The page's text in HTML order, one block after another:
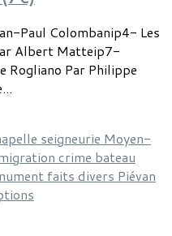
Paul Colombanip4- Les
Albert Matteip7-
Rogliano Par Philippe
seigneurie Moyen-
crime bateau
faits divers Piévan